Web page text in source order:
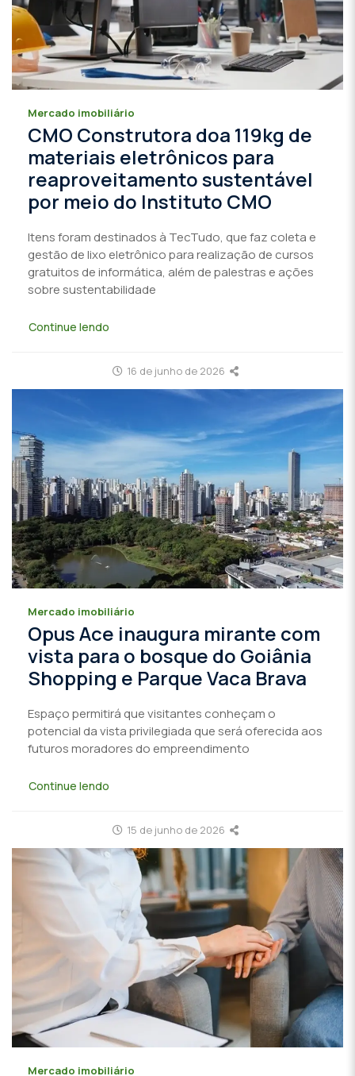
Mercado imobiliário
CMO Construtora doa 119kg de
materiais eletrônicos para
reaproveitamento sustentável
por meio do Instituto CMO
Itens foram destinados à TecTudo, que faz coleta e
gestão de lixo eletrônico para realização de cursos
gratuitos de informática, além de palestras e ações
sobre sustentabilidade
Continue lendo
16 de junho de 2026
Mercado imobiliário
Opus Ace inaugura mirante com
vista para o bosque do Goiânia
Shopping e Parque Vaca Brava
Espaço permitirá que visitantes conheçam o
potencial da vista privilegiada que será oferecida aos
futuros moradores do empreendimento
Continue lendo
15 de junho de 2026
Mercado imobiliário